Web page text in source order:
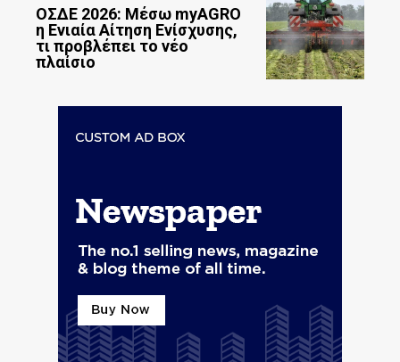
ΟΣΔΕ 2026: Μέσω myAGRO
η Ενιαία Αίτηση Ενίσχυσης,
τι προβλέπει το νέο
πλαίσιο